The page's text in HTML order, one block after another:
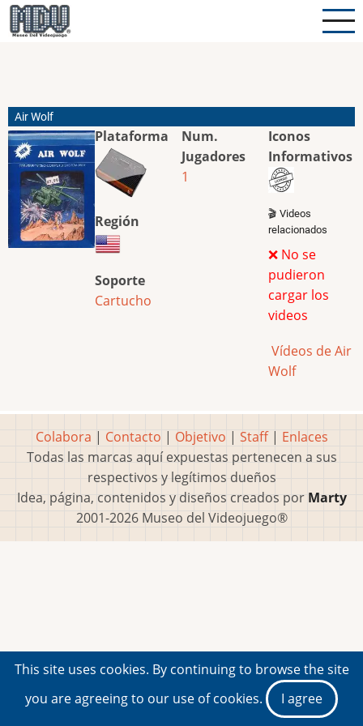
Pasar
al
Air Wolf
Plataforma
Región
Soporte
Cartucho
Num.
Jugadores
1
Iconos
Informativos
🎬 Videos
relacionados
❌ No se
pudieron
cargar los
videos
Vídeos de Air
Wolf
Colabora | Contacto | Objetivo | Staff| Enlaces
Todas las marcas aquí expuestas pertenecen a sus
respectivos y legítimos dueños
Idea, página, contenidos y diseños creados por Marty
2001-2026 Museo del Videojuego®
This site uses cookies. By continuing to browse the site
you are agreeing to our use of cookies.
I agree